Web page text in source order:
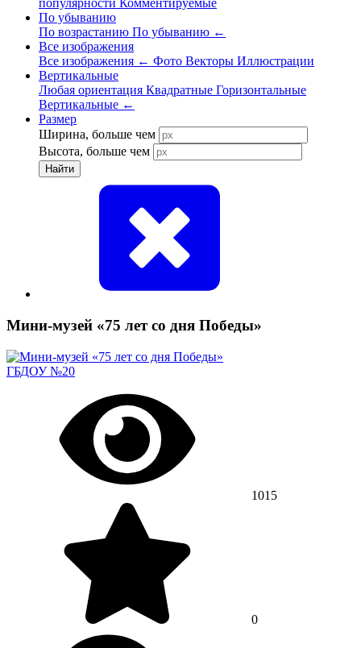
популярности Комментируемые
По убыванию
По возрастанию По убыванию ←
Все изображения
Все изображения ← Фото Векторы Иллюстрации
Вертикальные
Любая ориентация Квадратные Горизонтальные
Вертикальные ←
Размер
Ширина, больше чем
Высота, больше чем
Найти
Мини-музей «75 лет со дня Победы»
ГБДОУ №20
1015
0